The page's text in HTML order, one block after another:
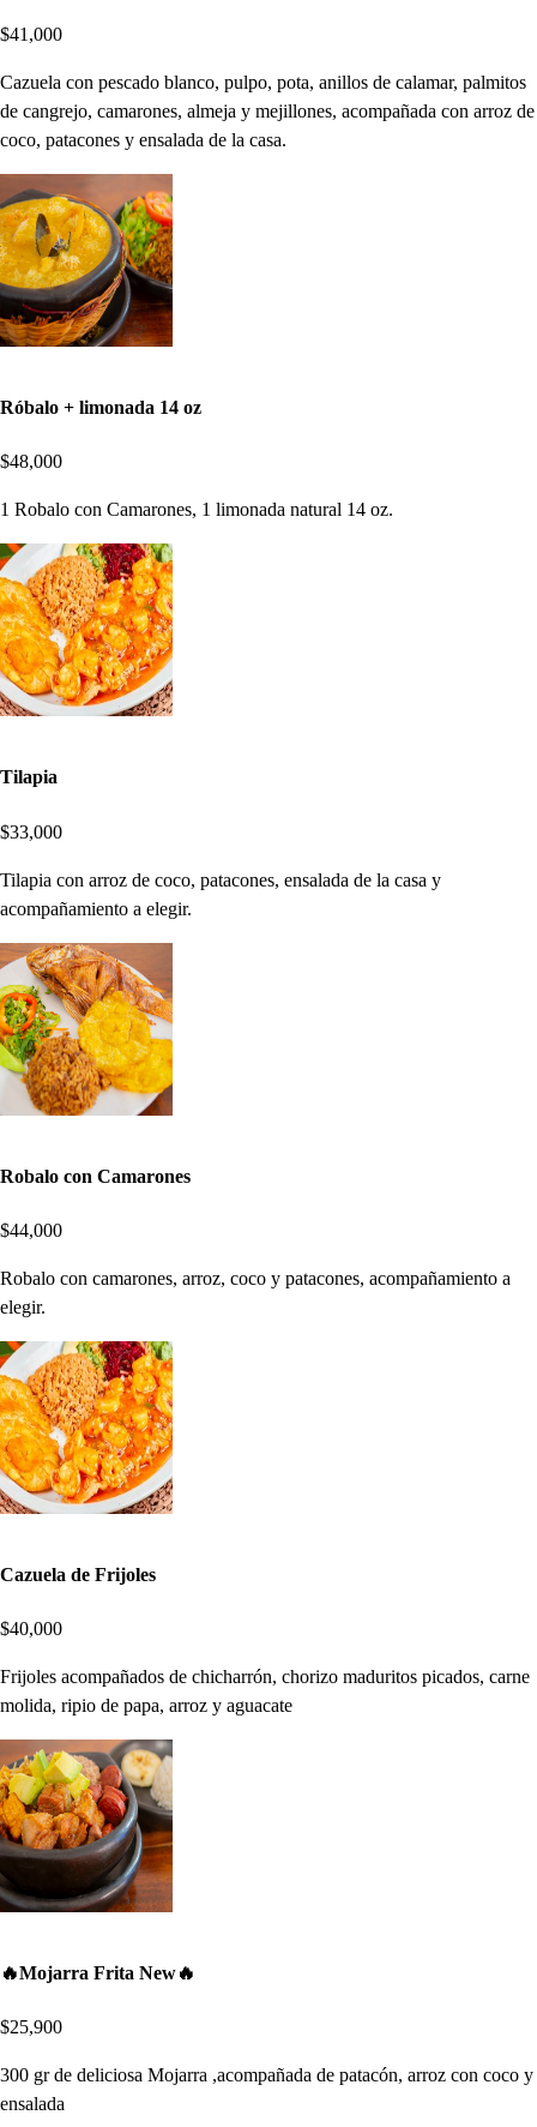
$41,000
Cazuela con pescado blanco, pulpo, pota, anillos de calamar, palmitos
de cangrejo, camarones, almeja y mejillones, acompañada con arroz de
coco, patacones y ensalada de la casa.
Róbalo + limonada 14 oz
$48,000
1 Robalo con Camarones, 1 limonada natural 14 oz.
Tilapia
$33,000
Tilapia con arroz de coco, patacones, ensalada de la casa y
acompañamiento a elegir.
Robalo con Camarones
$44,000
Robalo con camarones, arroz, coco y patacones, acompañamiento a
elegir.
Cazuela de Frijoles
$40,000
Frijoles acompañados de chicharrón, chorizo maduritos picados, carne
molida, ripio de papa, arroz y aguacate
🔥Mojarra Frita New🔥
$25,900
300 gr de deliciosa Mojarra ,acompañada de patacón, arroz con coco y
ensalada